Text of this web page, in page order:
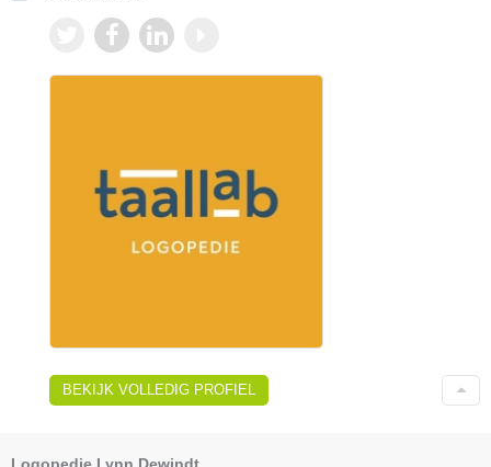
BEKIJK VOLLEDIG PROFIEL
Logopedie Lynn Dewindt